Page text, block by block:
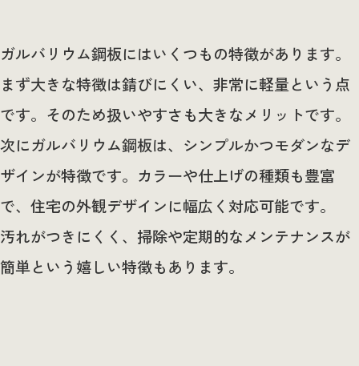
ガルバリウム鋼板にはいくつもの特徴があります。
まず大きな特徴は錆びにくい、非常に軽量という点
です。そのため扱いやすさも大きなメリットです。
次にガルバリウム鋼板は、シンプルかつモダンなデ
ザインが特徴です。カラーや仕上げの種類も豊富
で、住宅の外観デザインに幅広く対応可能です。
汚れがつきにくく、掃除や定期的なメンテナンスが
簡単という嬉しい特徴もあります。